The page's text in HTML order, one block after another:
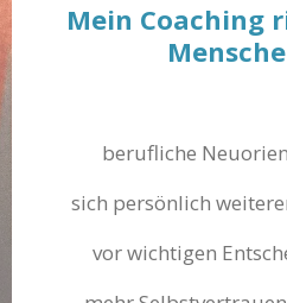
Mein Coaching
berufliche
sich persönlich
vor wichtigen